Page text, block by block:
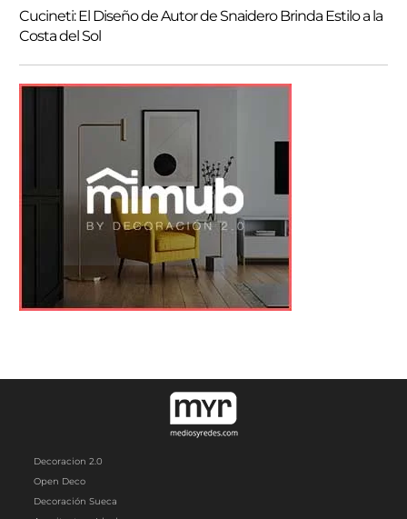
Cucineti: El Diseño de Autor de Snaidero Brinda Estilo a la
Costa del Sol
Decoracion 2.0
Open Deco
Decoración Sueca